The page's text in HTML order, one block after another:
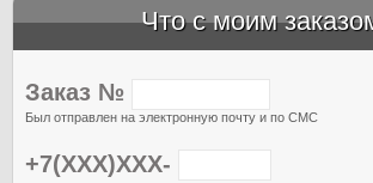
Что с моим
Заказ №
Был отправлен на электронную почту и по СМС
+7(XXX)XXX-